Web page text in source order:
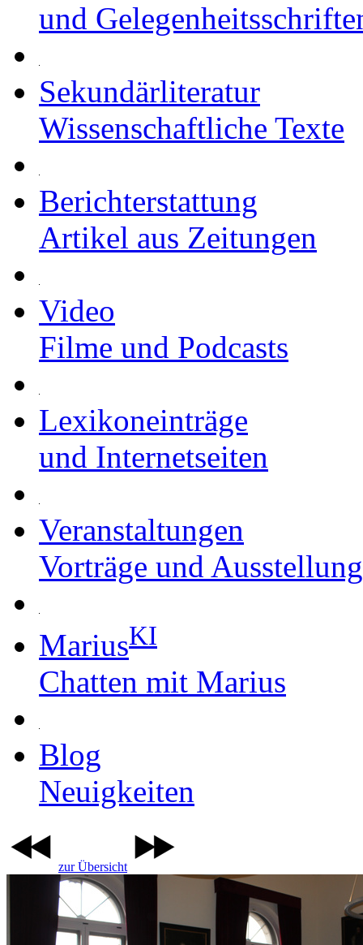
und
Sekundärliteratur
Wissenschaftliche Texte
Berichterstattung
Artikel aus Zeitungen
Video
Filme und Podcasts
Lexikoneinträge
und Internetseiten
Veranstaltungen
Vorträge und
MariusKI
Chatten mit Marius
Blog
Neuigkeiten
zur Übersicht